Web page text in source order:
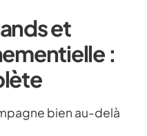
et
:
bien au-delà